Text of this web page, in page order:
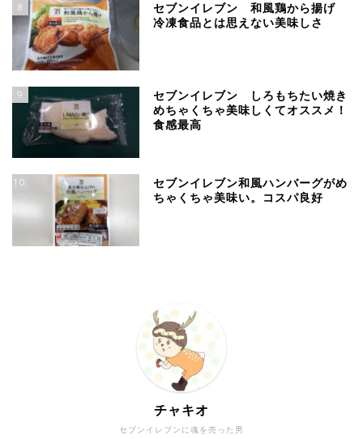
8
セブンイレブン 和風鶏から揚げ
冷凍食品とは思えない美味しさ
9
セブンイレブン しろもちたい焼き
めちゃくちゃ美味しくてオススメ！
食感最高
10
セブンイレブン和風ハンバーグがめ
ちゃくちゃ美味い。コスパ良好
セブンイレブンに魂を売った男
チャキオ